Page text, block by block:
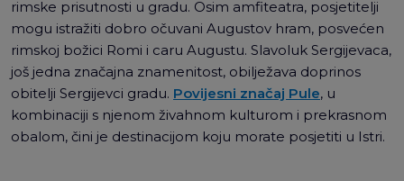
rimske prisutnosti u gradu. Osim amfiteatra, posjetitelji
mogu istražiti dobro očuvani Augustov hram, posvećen
rimskoj božici Romi i caru Augustu. Slavoluk Sergijevaca,
još jedna značajna znamenitost, obilježava doprinos
obitelji Sergijevci gradu. Povijesni značaj Pule, u
kombinaciji s njenom živahnom kulturom i prekrasnom
obalom, čini je destinacijom koju morate posjetiti u Istri.